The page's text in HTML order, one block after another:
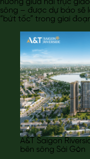
hưởng giữa hai trục
sông – được dự báo sẽ
“bứt tốc” trong giai
A&T Saigon
bên sông Sài Gòn